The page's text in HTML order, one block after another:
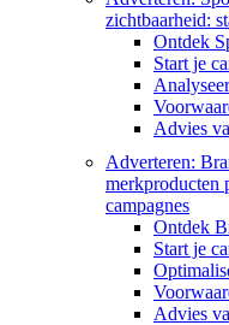
zichtbaarheid:
Ontdek
Start je
Advies
Adverteren:
merkproducten
campagnes
Ontdek
Start je
Advies